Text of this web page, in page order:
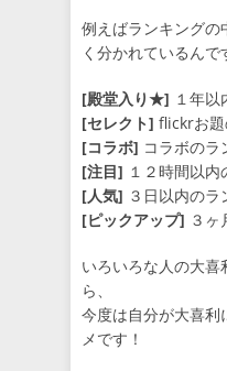
例えばランキングの
く分かれているんで
[殿堂入り★] １年
[セレクト] flickrお
[コラボ] コラボのラ
[注目] １２時間以
[人気] ３日以内のラ
[ピックアップ] ３ヶ
いろいろな人の大
ら、
今度は自分が大喜利
メです！